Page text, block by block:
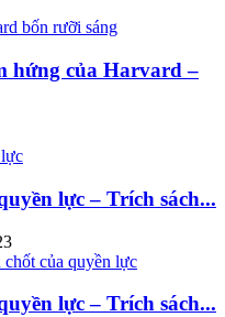
hứng của Harvard –
lực – Trích sách...
lực – Trích sách...